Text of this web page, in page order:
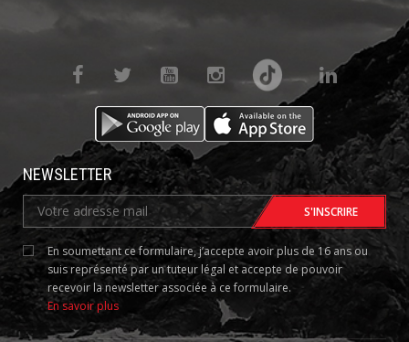
NEWSLETTER
En soumettant ce formulaire, j’accepte avoir plus de 16 ans ou
suis représenté par un tuteur légal et accepte de pouvoir
recevoir la newsletter associée à ce formulaire.
En savoir plus